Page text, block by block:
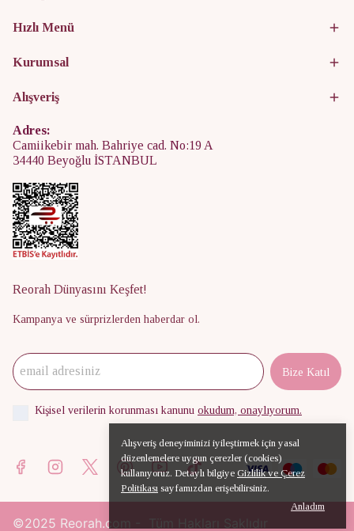
Alışveriş deneyiminizi iyileştirmek için yasal
düzenlemelere uygun çerezler (cookies)
kullanıyoruz. Detaylı bilgiye Gizlilik ve Çerez
Politikası sayfamızdan erişebilirsiniz.
Anladım
Hızlı Menü
Kurumsal
Alışveriş
Adres:
Camiikebir mah. Bahriye cad. No:19 A
34440 Beyoğlu İSTANBUL
Reorah Dünyasını Keşfet!
Kampanya ve sürprizlerden haberdar ol.
Bize Katıl
Kişisel verilerin korunması kanunu okudum, onaylıyorum.
©2025 Reorah.com - Tüm Hakları Saklıdır